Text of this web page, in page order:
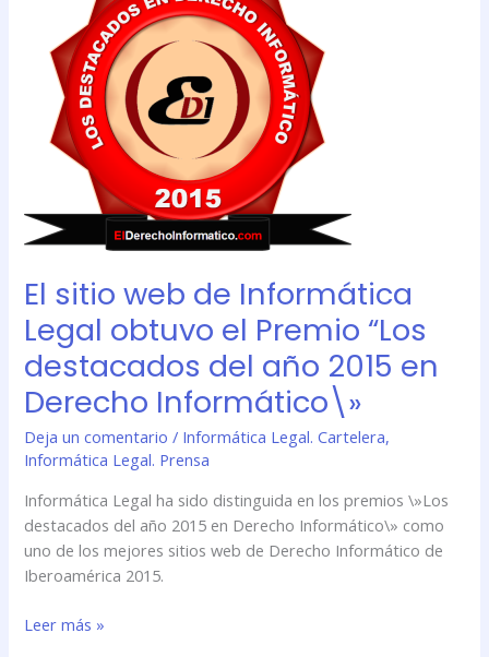
El sitio web de Informática
Legal obtuvo el Premio “Los
destacados del año 2015 en
Derecho Informático\»
Deja un comentario / Informática Legal. Cartelera,
Informática Legal. Prensa
Informática Legal ha sido distinguida en los premios \»Los
destacados del año 2015 en Derecho Informático\» como
uno de los mejores sitios web de Derecho Informático de
Iberoamérica 2015.
Informática
Legal
obtuvo
Premio
destacados
del
2015
Derecho
Informático\»
Leer más »